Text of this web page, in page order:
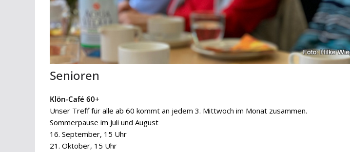
Senioren
Klön-Café 60+
Unser Treff für alle ab 60 kommt an jedem 3. Mittwoch im Monat zusammen.
Sommerpause im Juli und August
16. September, 15 Uhr
21. Oktober, 15 Uhr